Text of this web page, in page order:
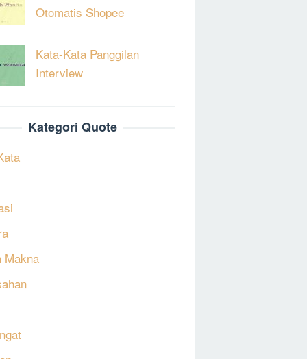
Otomatis Shopee
Kata-Kata Panggilan
Interview
Kategori Quote
Makna